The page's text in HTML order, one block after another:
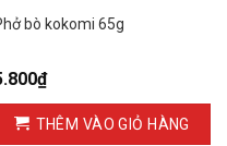
bò kokomi 65g
₫
THÊM VÀO GIỎ HÀNG